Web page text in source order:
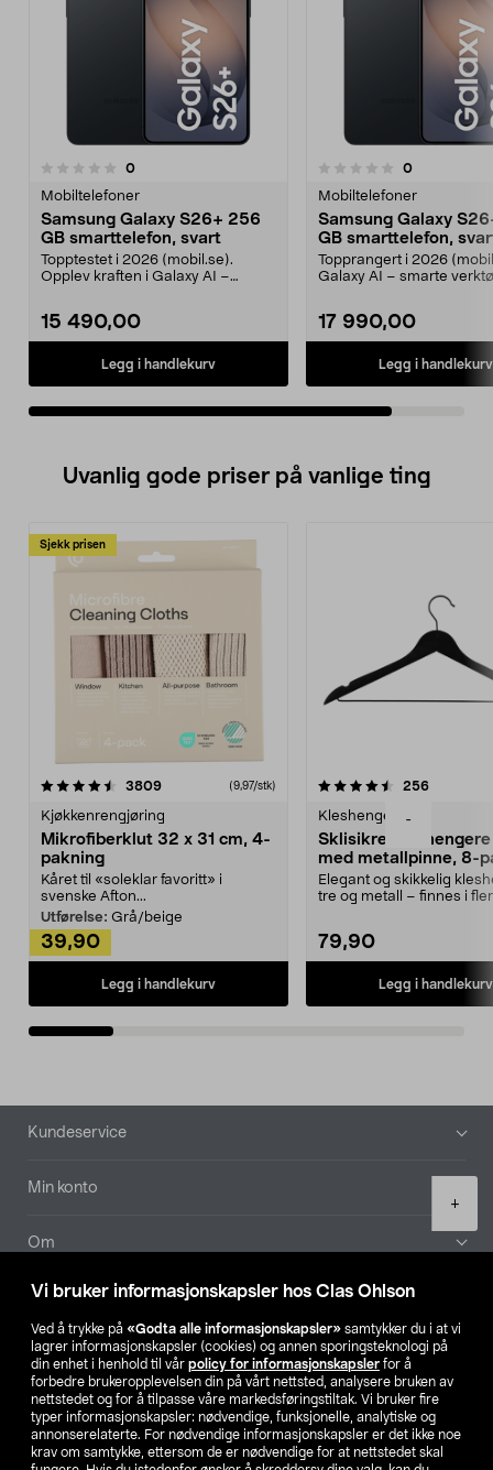
Vi bruker informasjonskapsler hos Clas Ohlson
Ved å trykke på «Godta alle informasjonskapsler» samtykker du i at vi
lagrer informasjonskapsler (cookies) og annen sporingsteknologi på
din enhet i henhold til vår policy for informasjonskapsler for å
forbedre brukeropplevelsen din på vårt nettsted, analysere bruken av
nettstedet og for å tilpasse våre markedsføringstiltak. Vi bruker fire
typer informasjonskapsler: nødvendige, funksjonelle, analytiske og
annonserelaterte. For nødvendige informasjonskapsler er det ikke noe
krav om samtykke, ettersom de er nødvendige for at nettstedet skal
-
+
0anmeldelser
Mobiltelefoner
Samsung Galaxy S26+ 256
GB smarttelefon, svart
Topptestet i 2026 (mobil.se).
Opplev kraften i Galaxy AI –
15 490,00
Legg i handlekurv
0.0 av 5 stjerner 0anmeldelser
Mobiltelefoner
Samsung Galaxy
GB smarttelefon,
Topprangert i 2026
Galaxy AI – smarte
17 990,00
Legg i handlekurv
Uvanlig gode priser på vanlige ting
Sjekk prisen
3809anmeldelser(9,97/stk)
Kjøkkenrengjøring
Mikrofiberklut 32 x 31 cm, 4-
pakning
Kåret til «soleklar favoritt» i
svenske Afton...
Utførelse: Grå/beige
39,90
Legg i handlekurv
4.5av 5 stjerner 256
Kleshengere
Sklisikre
med metallpinne, 8-
Elegant og skikkelig
tre og metall – finnes i
79,90
Legg i handlekurv
4.5av 5 stjerner
Bunntekst
Kundeservice
Min konto
Om
Aktuelt
Våre selskaper
Finn din butikk
SE NO FI